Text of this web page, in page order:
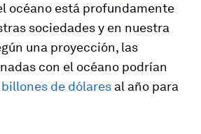
océano está profundamente
sociedades y en nuestra
una proyección, las
con el océano podrían
billones de dólares al año para